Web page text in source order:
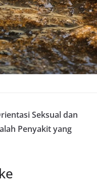
Seksual dan
Penyakit yang